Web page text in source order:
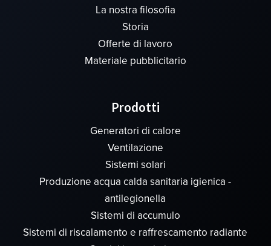
La nostra filosofia
Storia
Offerte di lavoro
Materiale pubblicitario
Prodotti
Generatori di calore
Ventilazione
Sistemi solari
Produzione acqua calda sanitaria igienica -
antilegionella
Sistemi di accumulo
Sistemi di riscalamento e raffrescamento radiante